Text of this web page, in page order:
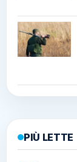
PIÙ LETTE